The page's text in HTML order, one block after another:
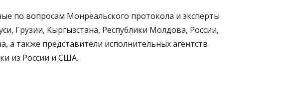
по вопросам Монреальского протокола и эксперты
Грузии, Кыргызстана, Республики Молдова, России,
а также представители исполнительных агентств
из России и США.